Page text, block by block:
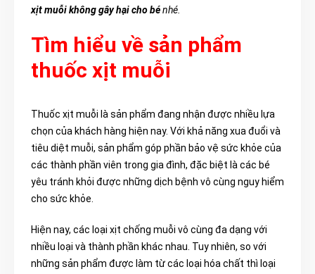
xịt muỗi không gây hại cho bénhé.
Tìm hiểu về sản phẩm
thuốc xịt muỗi
Thuốc xịt muỗi là sản phẩm đang nhận được nhiều lựa
chọn của khách hàng hiện nay. Với khả năng xua đuổi và
tiêu diệt muỗi, sản phẩm góp phần bảo vệ sức khỏe của
các thành phần viên trong gia đình, đặc biệt là các bé
yêu tránh khỏi được những dịch bệnh vô cùng nguy hiểm
cho sức khỏe.
Hiện nay, các loại xịt chống muỗi vô cùng đa dạng với
nhiều loại và thành phần khác nhau. Tuy nhiên, so với
những sản phẩm được làm từ các loại hóa chất thì loại